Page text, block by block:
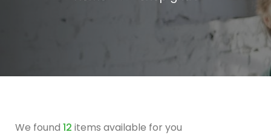
We found 12 items available for you